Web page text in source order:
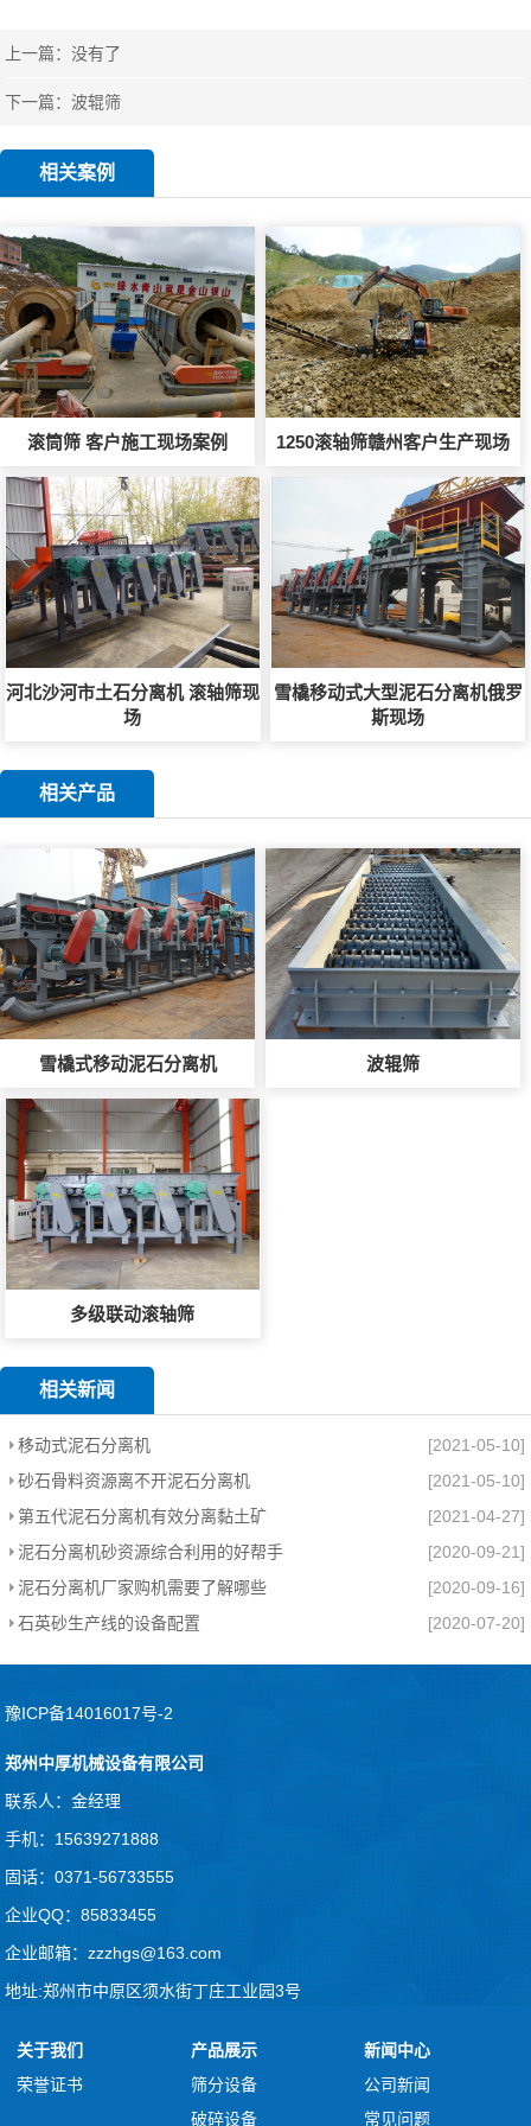
上一篇：没有了
下一篇：波辊筛
相关案例
滚筒筛 客户施工现场案例 1250滚轴筛赣州客户生产现场
河北沙河市土石分离机 滚轴筛现
场
雪橇移动式大型泥石分离机俄罗
斯现场
相关产品
雪橇式移动泥石分离机 波辊筛
多级联动滚轴筛
相关新闻
移动式泥石分离机
[2021-05-10]
砂石骨料资源离不开泥石分离机
[2021-05-10]
第五代泥石分离机有效分离黏土矿
[2021-04-27]
泥石分离机砂资源综合利用的好帮手
[2020-09-21]
泥石分离机厂家购机需要了解哪些
[2020-09-16]
石英砂生产线的设备配置
[2020-07-20]
豫ICP备14016017号-2
郑州中厚机械设备有限公司
联系人：金经理
手机：15639271888
固话：0371-56733555
企业QQ：85833455
企业邮箱：zzzhgs@163.com
地址:郑州市中原区须水街丁庄工业园3号
关于我们
荣誉证书
产品展示
筛分设备
破碎设备
新闻中心
公司新闻
常见问题